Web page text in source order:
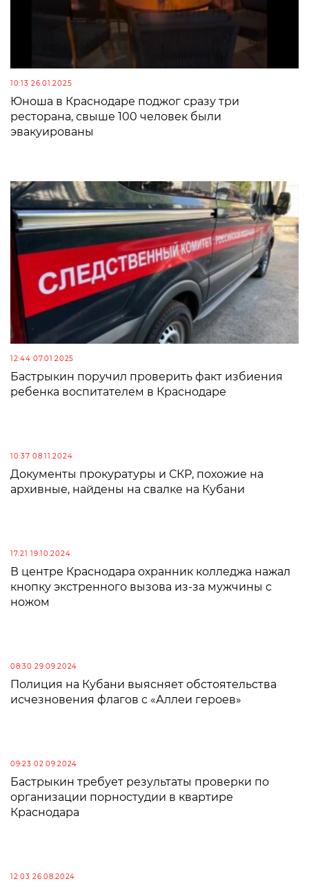
10:13 26.01.2025
Юноша в Краснодаре поджог сразу три
ресторана, свыше 100 человек были
эвакуированы
12:44 07.01.2025
Бастрыкин поручил проверить факт избиения
ребенка воспитателем в Краснодаре
10:37 08.11.2024
Документы прокуратуры и СКР, похожие на
архивные, найдены на свалке на Кубани
17:21 19.10.2024
В центре Краснодара охранник колледжа нажал
кнопку экстренного вызова из-за мужчины с
ножом
08:30 29.09.2024
Полиция на Кубани выясняет обстоятельства
исчезновения флагов с «Аллеи героев»
09:23 02.09.2024
Бастрыкин требует результаты проверки по
организации порностудии в квартире
Краснодара
12:03 26.08.2024